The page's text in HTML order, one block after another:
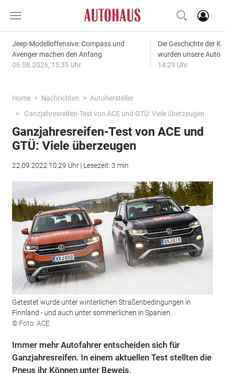
Jeep-Modelloffensive: Compass und
Avenger machen den Anfang
06.08.2026, 15:35 Uhr
Die Geschichte der
wurden unsere
14:29 Uhr
Home Nachrichten
Autohersteller
Ganzjahresreifen-Test von ACE und GTÜ: Viele überzeugen
Ganzjahresreifen-Test von ACE und
GTÜ: Viele überzeugen
22.09.2022 10:29 Uhr | Lesezeit: 3 min
Getestet wurde unter winterlichen Straßenbedingungen in
Finnland - und auch unter sommerlichen in Spanien.
© Foto: ACE
Immer mehr Autofahrer entscheiden sich für
Ganzjahresreifen. In einem aktuellen Test stellten die
Pneus ihr Können unter Beweis.